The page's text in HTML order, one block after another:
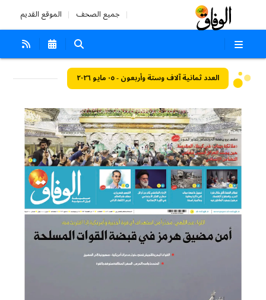
جميع الصحف الموقع القديم
العدد ثمانية آلاف وستة وأربعون - ٠٥ مايو ٢٠٢٦